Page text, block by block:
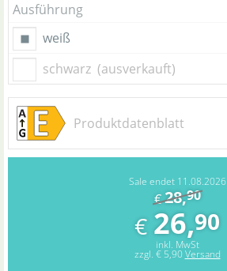
Ausführung
weiß
schwarz (ausverkauft)
Produktdatenblatt
Sale endet 11.08.2026
€28,90
€ 26,90
inkl. MwSt
zzgl. € 5,90 Versand